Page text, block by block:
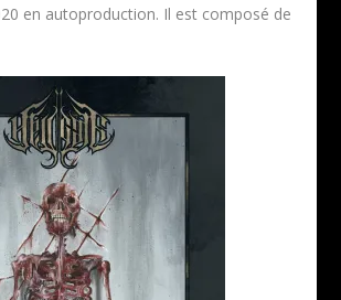
en autoproduction. Il est composé de